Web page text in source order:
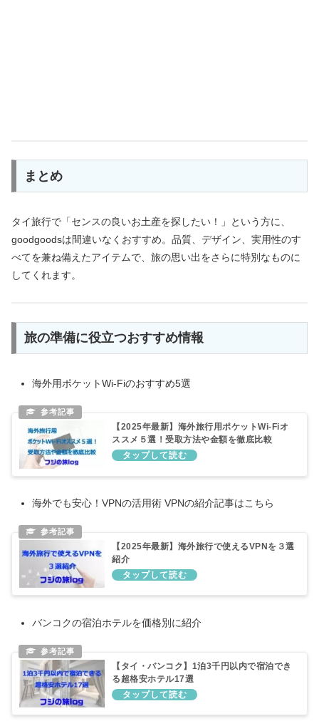
まとめ
タイ旅行で「センスの良いお土産を探したい！」という方に、
goodgoodsは間違いなくおすすめ。品質、デザイン、実用性のす
べてを兼ね備えたアイテムで、旅の思い出をさらに特別なものに
してくれます。
旅の準備に役立つおすすめ情報
海外用ポケットWi-Fiのおすすめ5選
【2025年最新】海外旅行用ポケットWi-Fiオ
ススメ５選！受取方法や金額を徹底比較
海外でも安心！VPNの活用術 VPNの紹介記事はこちら
【2025年最新】海外旅行で使えるVPNを３選
紹介
バンコクの宿泊ホテルを価格別に紹介
【タイ・バンコク】1泊3千円以内で宿泊でき
る超格安ホテル17選